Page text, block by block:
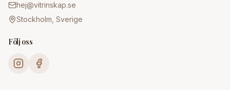
hej@vitrinskap.se
Stockholm, Sverige
Följ oss